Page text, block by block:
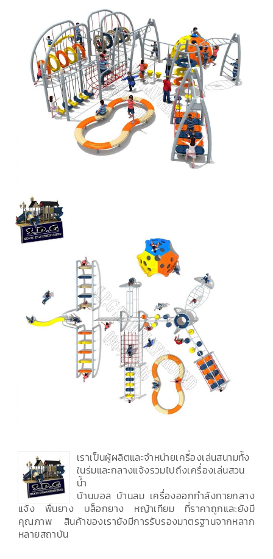
เราเป็นผู้ผลิตและจำหน่ายเครื่องเล่นสนามทั้ง
ในร่มและกลางแจ้งรวมไปถึงเครื่องเล่นสวน
น้ำ
บ้านบอล บ้านลม เครื่องออกกำลังกายกลาง
แจ้ง พื้นยาง บล็อกยาง หญ้าเทียม ที่ราคาถูกและยังมี
คุณภาพ สินค้าของเรายังมีการรับรองมาตรฐานจากหลาก
หลายสถาบัน